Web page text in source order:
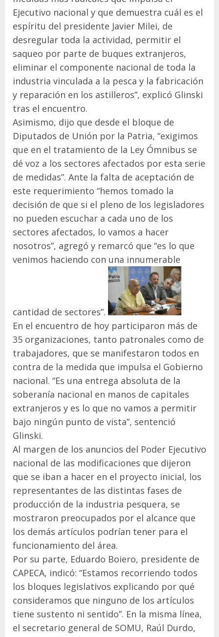
Ejecutivo nacional y que demuestra cuál es el
espíritu del presidente Javier Milei, de
desregular toda la actividad, permitir el
saqueo por parte de buques extranjeros,
eliminar el componente nacional de toda la
industria vinculada a la pesca y la fabricación
y reparación en los astilleros”, explicó Glinski
tras el encuentro.
Asimismo, dijo que desde el bloque de
Diputados de Unión por la Patria, “exigimos
que en el tratamiento de la Ley Ómnibus se
dé voz a los sectores afectados por esta serie
de medidas”. Ante la falta de aceptación de
este requerimiento “hemos tomado la
decisión de que si el pleno de los legisladores
no pueden escuchar a cada uno de los
sectores afectados, lo vamos a hacer
nosotros”, agregó y remarcó que “es lo que
venimos haciendo con una innumerable
cantidad de sectores”.
En el encuentro de hoy participaron más de
35 organizaciones, tanto patronales como de
trabajadores, que se manifestaron todos en
contra de la medida que impulsa el Gobierno
nacional. “Es una entrega absoluta de la
soberanía nacional en manos de capitales
extranjeros y es lo que no vamos a permitir
bajo ningún punto de vista”, sentenció
Glinski.
Al margen de los anuncios del Poder Ejecutivo
nacional de las modificaciones que dijeron
que se iban a hacer en el proyecto inicial, los
representantes de las distintas fases de
producción de la industria pesquera, se
mostraron preocupados por el alcance que
los demás artículos podrían tener para el
funcionamiento del área.
Por su parte, Eduardo Boiero, presidente de
CAPECA, indicó: “Estamos recorriendo todos
los bloques legislativos explicando por qué
consideramos que ninguno de los artículos
tiene sustento ni sentido”. En la misma línea,
el secretario general de SOMU, Raúl Durdo,